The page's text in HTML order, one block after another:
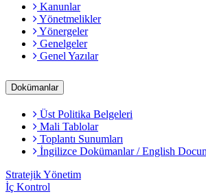
Kanunlar
Yönetmelikler
Yönergeler
Genelgeler
Genel Yazılar
Dokümanlar
Üst Politika Belgeleri
Mali Tablolar
Toplantı Sunumları
İngilizce Dokümanlar / English
Stratejik Yönetim
İç Kontrol